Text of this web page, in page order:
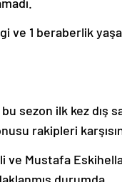
ve 1 beraberlik
sezon ilk kez dış
rakipleri
Mustafa